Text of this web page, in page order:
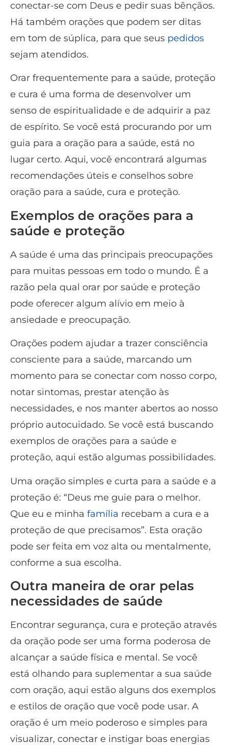
conectar-se com Deus e pedir suas bênçãos.
Há também orações que podem ser ditas
em tom de súplica, para que seus pedidos
sejam atendidos.
Orar frequentemente para a saúde, proteção
e cura é uma forma de desenvolver um
senso de espiritualidade e de adquirir a paz
de espírito. Se você está procurando por um
guia para a oração para a saúde, está no
lugar certo. Aqui, você encontrará algumas
recomendações úteis e conselhos sobre
oração para a saúde, cura e proteção.
Exemplos de orações para a
saúde e proteção
A saúde é uma das principais preocupações
para muitas pessoas em todo o mundo. É a
razão pela qual orar por saúde e proteção
pode oferecer algum alívio em meio à
ansiedade e preocupação.
Orações podem ajudar a trazer consciência
consciente para a saúde, marcando um
momento para se conectar com nosso corpo,
notar sintomas, prestar atenção às
necessidades, e nos manter abertos ao nosso
próprio autocuidado. Se você está buscando
exemplos de orações para a saúde e
proteção, aqui estão algumas possibilidades.
Uma oração simples e curta para a saúde e a
proteção é: “Deus me guie para o melhor.
Que eu e minha família recebam a cura e a
proteção de que precisamos”. Esta oração
pode ser feita em voz alta ou mentalmente,
conforme a sua escolha.
Outra maneira de orar pelas
necessidades de saúde
Encontrar segurança, cura e proteção através
da oração pode ser uma forma poderosa de
alcançar a saúde física e mental. Se você
está olhando para suplementar a sua saúde
com oração, aqui estão alguns dos exemplos
e estilos de oração que você pode usar. A
oração é um meio poderoso e simples para
visualizar, conectar e instigar boas energias